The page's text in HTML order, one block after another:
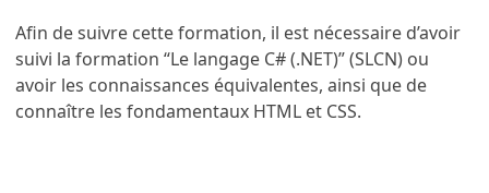
Afin de suivre cette formation, il est nécessaire d’avoir
suivi la formation “Le langage C# (.NET)” (SLCN) ou
avoir les connaissances équivalentes, ainsi que de
connaître les fondamentaux HTML et CSS.